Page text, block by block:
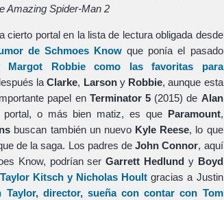
Amazing Spider-Man 2
cierto portal en la lista de lectura obligada desde
de Schmoes Knowque ponía el pasado
Margot Robbiecomo las favoritas para
laClarke, Larsony Robbie, aunque esta
papel en Terminator 5(2015) de Alan
o más bien matiz, es que Paramount,
buscan también un nuevo Kyle Reese, lo que
de la saga. Los padres deJohn Connor, aquí
Know, podrían serGarrett Hedlundy Boyd
Taylor Kitschy Nicholas Hoult gracias a Justin
Taylor, director, sueña con contar con Tom